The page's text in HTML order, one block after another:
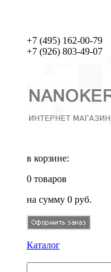
+7 (495)162-00-79
+7 (926)803-49-07
в корзине:
0товаров
на сумму 0руб.
Каталог